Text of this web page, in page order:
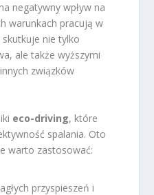
negatywny wpływ na
warunkach pracują w
nie tylko
ale także wyższymi
związków
eco-driving, które
spalania. Oto
warto zastosować:
przyspieszeń i